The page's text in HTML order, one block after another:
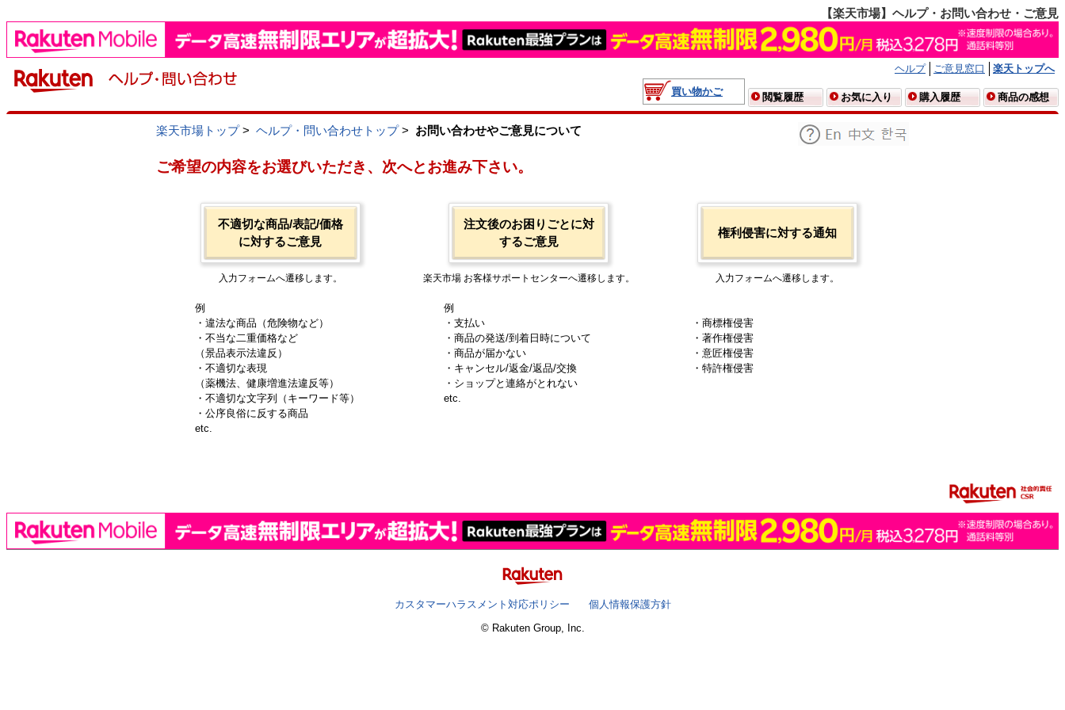
【楽天市場】ヘルプ・お問い合わせ・ご意見
ヘルプ ご意見窓口
楽天トップへ
買い物かご
閲覧履歴 お気に入り 購入履歴 商品の感想
楽天市場トップ> ヘルプ・問い合わせトップ> お問い合わせやご意見について
ご希望の内容をお選びいただき、次へとお進み下さい。
不適切な商品/表記/価格
に対するご意見
入力フォームへ遷移します。
例
・違法な商品（危険物など）
・不当な二重価格など
（景品表示法違反）
・不適切な表現
（薬機法、健康増進法違反等）
・不適切な文字列（キーワード等）
・公序良俗に反する商品
etc.
注文後のお困りごとに対
するご意見
楽天市場 お客様サポートセンターへ遷移します。
例
・支払い
・商品の発送/到着日時について
・商品が届かない
・キャンセル/返金/返品/交換
・ショップと連絡がとれない
etc.
権利侵害に対する通知
入力フォームへ遷移します。
・商標権侵害
・著作権侵害
・意匠権侵害
・特許権侵害
カスタマーハラスメント対応ポリシー
個人情報保護方針
© Rakuten Group, Inc.